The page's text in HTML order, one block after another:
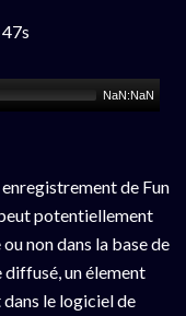
NaN:NaN
de Fun
potentiellement
non dans la base de
un élement
le logiciel de